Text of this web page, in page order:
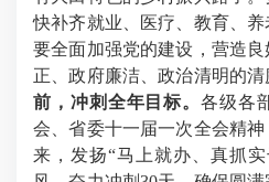
快补齐就业、医疗、教育、养
要全面加强党的建设，营造
正、政府廉洁、政治清明的清
前，冲刺全年目标。各级各
会、省委十一届一次全会精
来，发扬“马上就办、真抓